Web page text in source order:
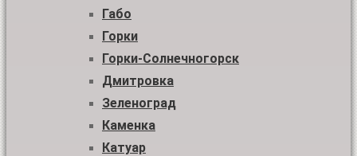
Габо
Горки
Горки-Солнечногорск
Дмитровка
Зеленоград
Каменка
Катуар